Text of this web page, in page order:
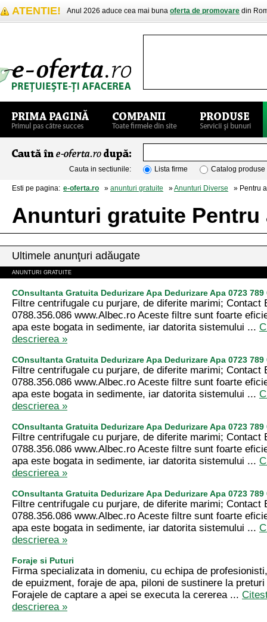
ATENTIE! Anul 2026 aduce cea mai buna oferta de promovare din
Cauta in sectiunile: Lista firme Catalog produse
Esti pe pagina: e-oferta.ro » anunturi gratuite »Anunturi Diverse » Pentru
Anunturi gratuite Pentru
Ultimele anunţuri adăugate
ANUNTURI GRATUITE
COnsultanta Gratuita Dedurizare Apa Dedurizare Apa 0723 789
Filtre centrifugale cu purjare, de diferite marimi; Contact
0788.356.086 www.Albec.ro Aceste filtre sunt foarte
apa este bogata in sedimente, iar datorita sistemului ...
descrierea »
COnsultanta Gratuita Dedurizare Apa Dedurizare Apa 0723 789
Filtre centrifugale cu purjare, de diferite marimi; Contact
0788.356.086 www.Albec.ro Aceste filtre sunt foarte
apa este bogata in sedimente, iar datorita sistemului ...
descrierea »
COnsultanta Gratuita Dedurizare Apa Dedurizare Apa 0723 789
Filtre centrifugale cu purjare, de diferite marimi; Contact
0788.356.086 www.Albec.ro Aceste filtre sunt foarte
apa este bogata in sedimente, iar datorita sistemului ...
descrierea »
COnsultanta Gratuita Dedurizare Apa Dedurizare Apa 0723 789
Filtre centrifugale cu purjare, de diferite marimi; Contact
0788.356.086 www.Albec.ro Aceste filtre sunt foarte
apa este bogata in sedimente, iar datorita sistemului ...
descrierea »
Foraje si Puturi
Firma specializata in domeniu, cu echipa de
de epuizment, foraje de apa, piloni de sustinere la
Forajele de captare a apei se executa la cererea ...
descrierea »